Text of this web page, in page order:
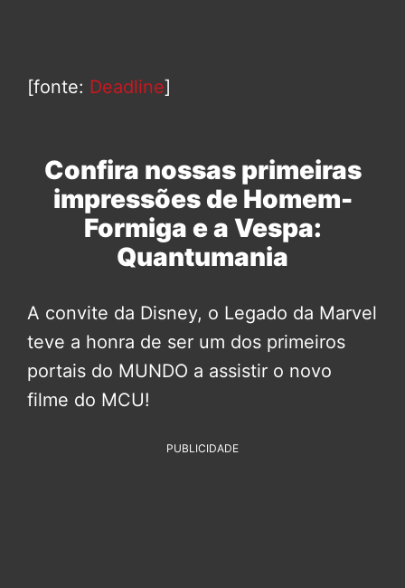
[fonte: Deadline]
Confira nossas primeiras
impressões de Homem-
Formiga e a Vespa:
Quantumania
A convite da Disney, o Legado da Marvel
teve a honra de ser um dos primeiros
portais do MUNDO a assistir o novo
filme do MCU!
PUBLICIDADE